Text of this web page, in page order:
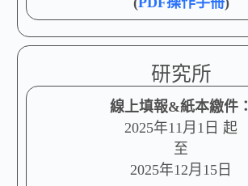
研究所
線上填報&紙本繳件：
2025年11月1日 起
至
2025年12月15日